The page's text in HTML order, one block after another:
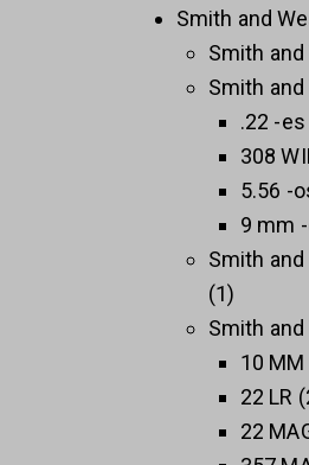
Smith and
Smith
Smith
.22 -
308
5.56 -
9 mm
Smith
1
Smith
10 MM
22 LR
22